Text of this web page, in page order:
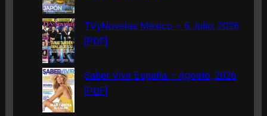
TVyNovelas México – 6 Julio, 2026
[PDF]
Saber Vivir España – Agosto, 2026
[PDF]